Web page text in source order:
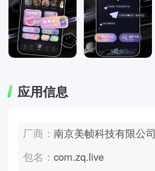
应用信息
厂商：南京美帧科技有限公司
包名：com.zq.live